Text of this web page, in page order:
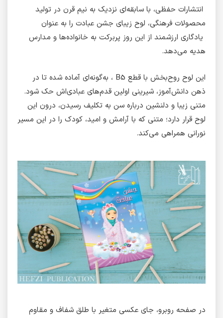
انتشارات حفظی، با سابقه‌ای نزدیک به نیم قرن در تولید
محصولات فرهنگی، لوح زیبای جشن عبادت را به عنوان
یادگاری ارزشمند از این روز پربرکت به خانواده‌ها و مدارس
هدیه می‌دهد.
این لوح روح‌بخش با قطع B5 ، به‌گونه‌ای آماده شده تا در
ذهن دانش‌آموز، شیرینی اولین قدم‌های عبادی‌اش حک شود.
متنی زیبا و دلنشین درباره سن به تکلیف رسیدن، درون این
لوح قرار دارد؛ متنی که با آرامش و امید، کودک را در این مسیر
نورانی همراهی می‌کند.
در صفحه روبرو، جای عکسی متغیر با طلق شفاف و مقاوم